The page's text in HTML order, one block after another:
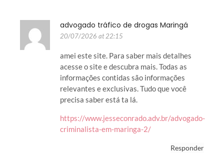
advogado tráfico de drogas Maringá
20/07/2026 at 22:15
amei este site. Para saber mais detalhes
acesse o site e descubra mais. Todas as
informações contidas são informações
relevantes e exclusivas. Tudo que você
precisa saber está ta lá.
https://www.jesseconrado.adv.br/advogado-
criminalista-em-maringa-2/
Responder